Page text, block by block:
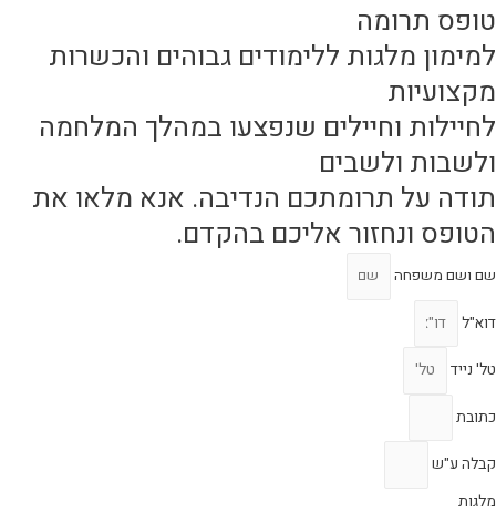
טופס תרומה
למימון מלגות ללימודים גבוהים והכשרות
מקצועיות
לחיילות וחיילים שנפצעו במהלך המלחמה
ולשבות ולשבים
תודה על תרומתכם הנדיבה. אנא מלאו את
הטופס ונחזור אליכם בהקדם.
שם ושם משפחה
דוא"ל
טל' נייד
כתובת
קבלה ע"ש
מלגות